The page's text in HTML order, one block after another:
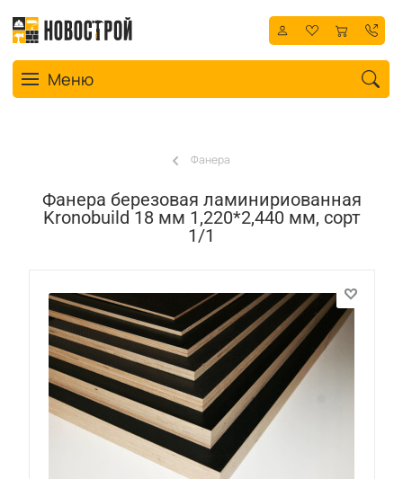
Toggle navigation
Меню
Фанера
Фанера березовая ламинириованная
Kronobuild 18 мм 1,220*2,440 мм, сорт
1/1